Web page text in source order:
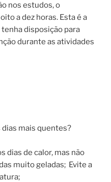
nos estudos, o
a dez horas. Esta é a
disposição para
durante as atividades
dias mais quentes?
dias de calor, mas não
muito geladas; Evite a